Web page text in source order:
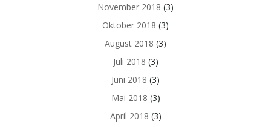
November 2018 (3)
Oktober 2018 (3)
August 2018 (3)
Juli 2018 (3)
Juni 2018 (3)
Mai 2018 (3)
April 2018 (3)